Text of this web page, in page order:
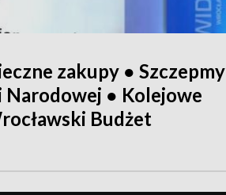
zakupy ● Szczepmy
Narodowej ● Kolejowe
Budżet